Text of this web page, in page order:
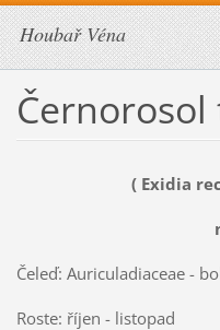
Houbař Véna
( Exidia
Čeleď: Auriculadiaceae -
Roste: říjen - listopad